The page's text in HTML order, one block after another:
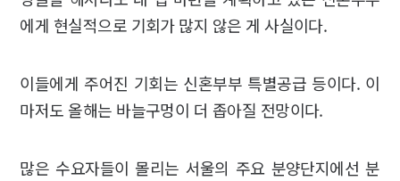
에게 현실적으로 기회가 많지 않은 게 사실이다.
이들에게 주어진 기회는 신혼부부 특별공급 등이다. 이
마저도 올해는 바늘구멍이 더 좁아질 전망이다.
많은 수요자들이 몰리는 서울의 주요 분양단지에선 분